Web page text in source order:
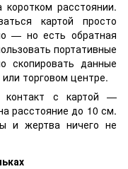
расстоянии.
картой просто
— но есть обратная
портативные
скопировать данные
торговом центре.
контакт с картой —
расстояние до 10 см.
и жертва ничего не